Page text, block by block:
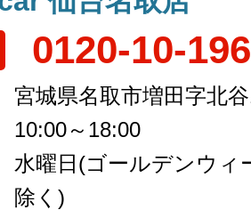
0120-10-
宮城県名取市増田字北
10:00～18:00
水曜日 (ゴールデンウィ
除く)